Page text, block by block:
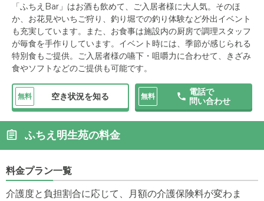
「ふちえBar」はお酒も飲めて、ご入居者様に大人気。そのほ
か、お花見やいちご狩り、釣り堀での釣り体験など外出イベント
も充実しています。また、お食事は施設内の厨房で調理スタッフ
が毎食を手作りしています。イベント時には、季節が感じられる
特別食もご提供。ご入居者様の嚥下・咀嚼力に合わせて、きざみ
食やソフトなどのご提供も可能です。
無料 空き状況を知る 無料
電話で
問い合わせ
ふちえ明生苑の料金
料金プラン一覧
介護度と負担割合に応じて、月額の介護保険料が変わま